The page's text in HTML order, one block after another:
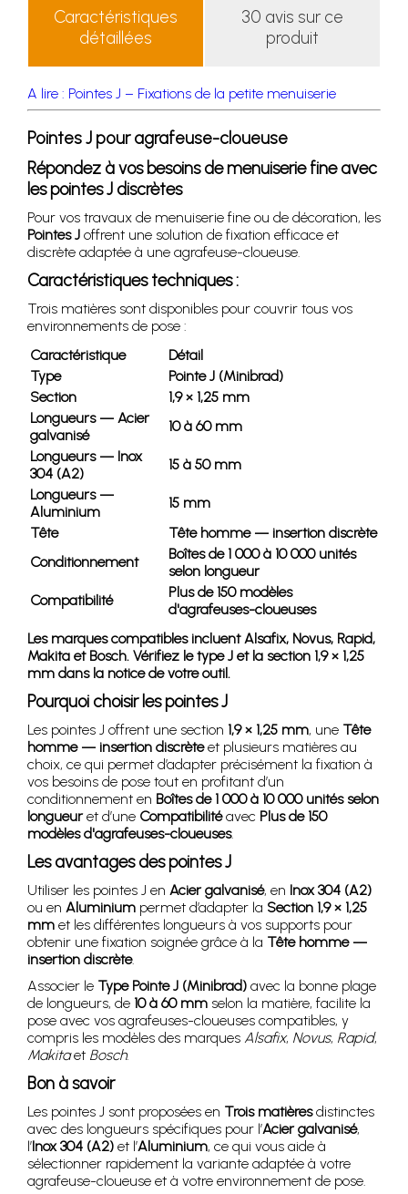
Caractéristiques
détaillées
30 avis sur ce
produit
A lire : Pointes J – Fixations de la petite menuiserie
Pointes J pour agrafeuse-cloueuse
Répondez à vos besoins de menuiserie fine avec
les pointes J discrètes
Pour vos travaux de menuiserie fine ou de décoration, les
Pointes J offrent une solution de fixation efficace et
discrète adaptée à une agrafeuse-cloueuse.
Caractéristiques techniques :
Trois matières sont disponibles pour couvrir tous vos
environnements de pose :
Caractéristique
Détail
Type
Pointe J (Minibrad)
Section
1,9 × 1,25 mm
Longueurs — Acier
galvanisé
10 à 60 mm
Longueurs — Inox
304 (A2)
15 à 50 mm
Longueurs —
Aluminium
15 mm
Tête
Tête homme — insertion discrète
Conditionnement
Boîtes de 1 000 à 10 000 unités
selon longueur
Compatibilité
Plus de 150 modèles
d'agrafeuses-cloueuses
Les marques compatibles incluent Alsafix, Novus, Rapid,
Makita et Bosch. Vérifiez le type J et la section 1,9 × 1,25
mm dans la notice de votre outil.
Pourquoi choisir les pointes J
Les pointes J offrent une section 1,9 × 1,25 mm, une Tête
homme — insertion discrèteet plusieurs matières au
choix, ce qui permet d’adapter précisément la fixation à
vos besoins de pose tout en profitant d’un
conditionnement en Boîtes de 1 000 à 10 000 unités selon
longueuret d’une Compatibilitéavec Plus de 150
modèles d'agrafeuses-cloueuses.
Les avantages des pointes J
Utiliser les pointes J en Acier galvanisé, en Inox 304 (A2)
ou en Aluminium permet d’adapter la Section 1,9 × 1,25
mm et les différentes longueurs à vos supports pour
obtenir une fixation soignée grâce à la Tête homme —
insertion discrète.
Associer le Type Pointe J (Minibrad) avec la bonne plage
de longueurs, de 10 à 60 mm selon la matière, facilite la
pose avec vos agrafeuses-cloueuses compatibles, y
compris les modèles des marques Alsafix, Novus, Rapid,
Makitaet Bosch.
Bon à savoir
Les pointes J sont proposées en Trois matièresdistinctes
avec des longueurs spécifiques pour l’Acier galvanisé,
l’Inox 304 (A2) et l’Aluminium, ce qui vous aide à
sélectionner rapidement la variante adaptée à votre
agrafeuse-cloueuse et à votre environnement de pose.